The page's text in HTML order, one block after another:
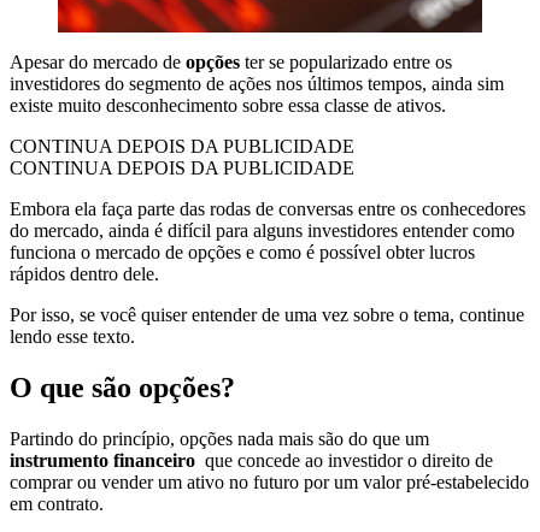
Apesar do mercado de opções ter se popularizado entre os
investidores do segmento de ações nos últimos tempos, ainda sim
existe muito desconhecimento sobre essa classe de ativos.
CONTINUA DEPOIS DA PUBLICIDADE
CONTINUA DEPOIS DA PUBLICIDADE
Embora ela faça parte das rodas de conversas entre os conhecedores
do mercado, ainda é difícil para alguns investidores entender como
funciona o mercado de opções e como é possível obter lucros
rápidos dentro dele.
Por isso, se você quiser entender de uma vez sobre o tema, continue
lendo esse texto.
O que são opções?
Partindo do princípio, opções nada mais são do que um
instrumento financeiro que concede ao investidor o direito de
comprar ou vender um ativo no futuro por um valor pré-estabelecido
em contrato.